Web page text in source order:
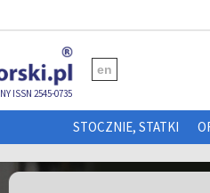
ISSN 2545-0735
en
STOCZNIE, STATKI